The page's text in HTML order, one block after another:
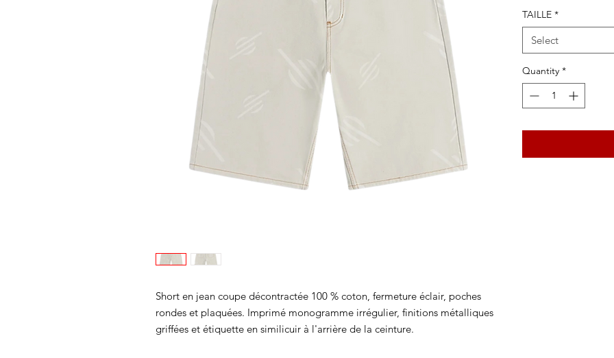
Short en jean coupe décontractée 100 % coton, fermeture éclair, poches
rondes et plaquées. Imprimé monogramme irrégulier, finitions métalliques
griffées et étiquette en similicuir à l'arrière de la ceinture.
TAILLE *
Select
Quantity *